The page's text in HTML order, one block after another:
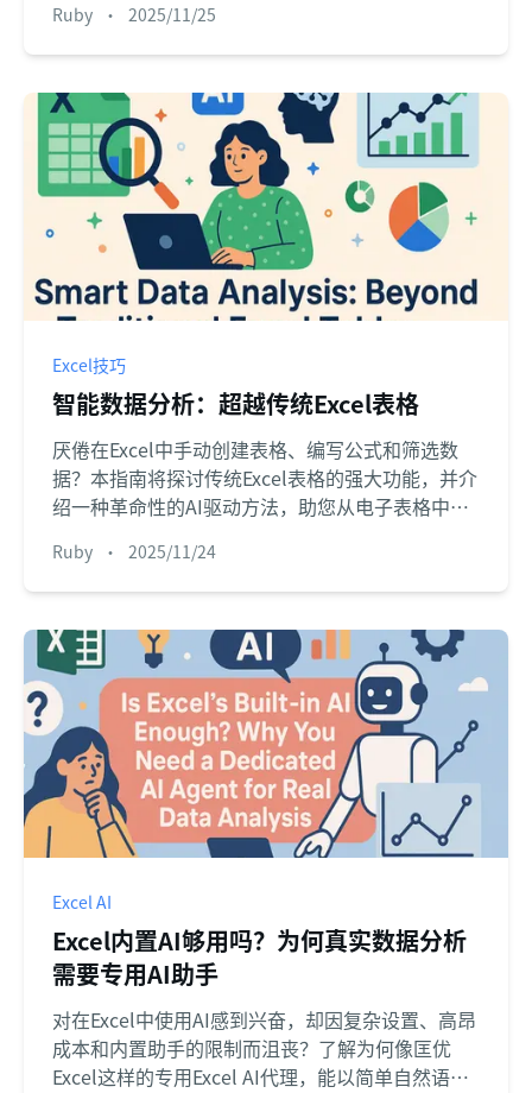
Ruby • 2025/11/25
Excel技巧
智能数据分析：超越传统Excel表格
厌倦在Excel中手动创建表格、编写公式和筛选数
据？本指南将探讨传统Excel表格的强大功能，并介
绍一种革命性的AI驱动方法，助您从电子表格中即
点。
Ruby • 2025/11/24
Excel AI
Excel内置AI够用吗？为何真实数据分析
需要专用AI助手
对在Excel中使用AI感到兴奋，却因复杂设置、高昂
成本和内置助手的限制而沮丧？了解为何像匡优
Excel这样的专用Excel AI代理，能以简单自然语言